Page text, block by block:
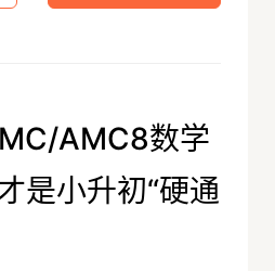
AMC8数学
是小升初“硬通